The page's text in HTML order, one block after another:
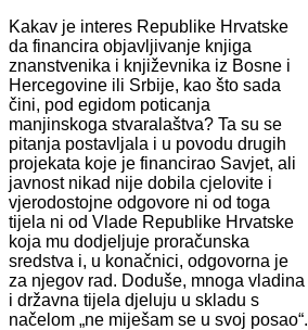
Kakav je interes Republike Hrvatske
da financira objavljivanje knjiga
znanstvenika i književnika iz Bosne i
Hercegovine ili Srbije, kao što sada
čini, pod egidom poticanja
manjinskoga stvaralaštva? Ta su se
pitanja postavljala i u povodu drugih
projekata koje je financirao Savjet, ali
javnost nikad nije dobila cjelovite i
vjerodostojne odgovore ni od toga
tijela ni od Vlade Republike Hrvatske
koja mu dodjeljuje proračunska
sredstva i, u konačnici, odgovorna je
za njegov rad. Doduše, mnoga vladina
i državna tijela djeluju u skladu s
načelom „ne miješam se u svoj posao“.